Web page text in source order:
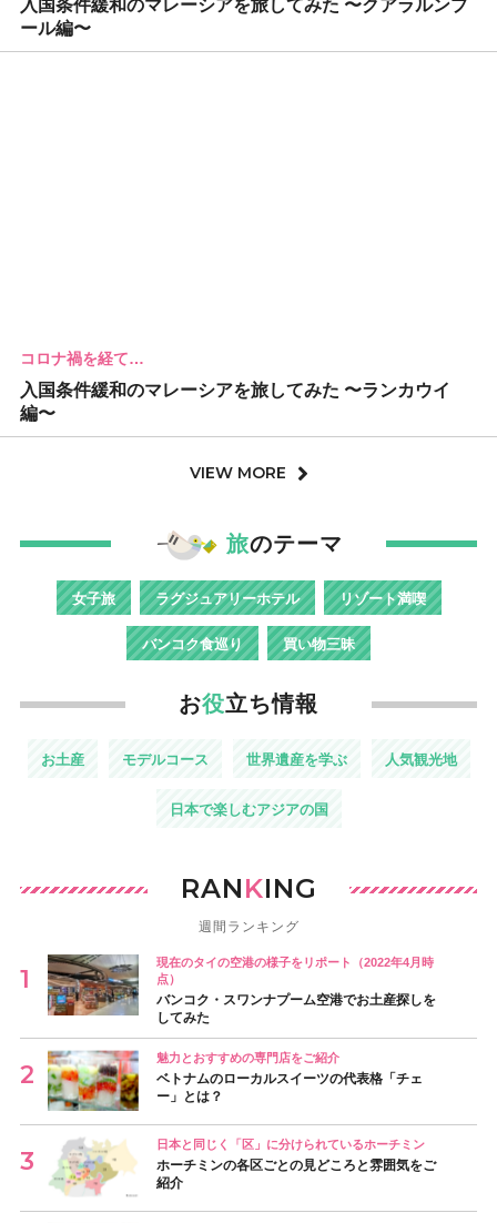
入国条件緩和のマレーシアを旅してみた 〜クアラルンプ
ール編〜
コロナ禍を経て…
入国条件緩和のマレーシアを旅してみた 〜ランカウイ
編〜
VIEW MORE
旅のテーマ
女子旅 ラグジュアリーホテル リゾート満喫
バンコク食巡り 買い物三昧
お役立ち情報
お土産 モデルコース 世界遺産を学ぶ 人気観光地
日本で楽しむアジアの国
RANKING
週間ランキング
現在のタイの空港の様子をリポート（2022年4月時
点）
バンコク・スワンナプーム空港でお土産探しを
してみた
魅力とおすすめの専門店をご紹介
ベトナムのローカルスイーツの代表格「チェ
ー」とは？
日本と同じく「区」に分けられているホーチミン
ホーチミンの各区ごとの見どころと雰囲気をご
紹介